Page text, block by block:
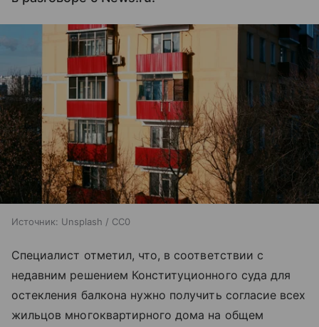
Источник: Unsplash / CC0
Специалист отметил, что, в соответствии с
недавним решением Конституционного суда для
остекления балкона нужно получить согласие всех
жильцов многоквартирного дома на общем